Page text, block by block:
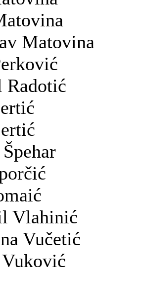
Matovina
Radotić
Vlahinić
Vučetić